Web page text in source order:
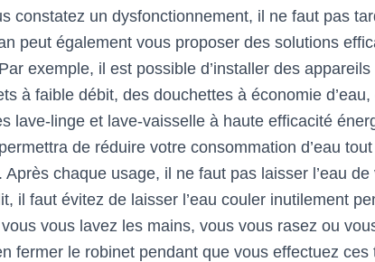
constatez un dysfonctionnement, il ne faut pas
peut également vous proposer des solutions
exemple, il est possible d’installer des
à faible débit, des douchettes à économie
lave-linge et lave-vaisselle à haute efficacité
de réduire votre consommation d’eau
Après chaque usage, il ne faut pas laisser l’eau
il faut évitez de laisser l’eau couler inutilement
vous lavez les mains, vous vous rasez ou
fermer le robinet pendant que vous effectuez ces